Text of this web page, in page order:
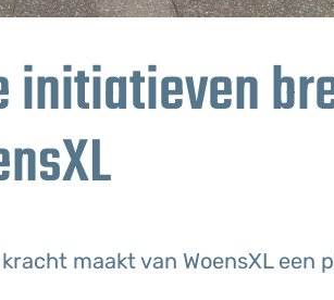
initiatieven
maakt van WoensXL een